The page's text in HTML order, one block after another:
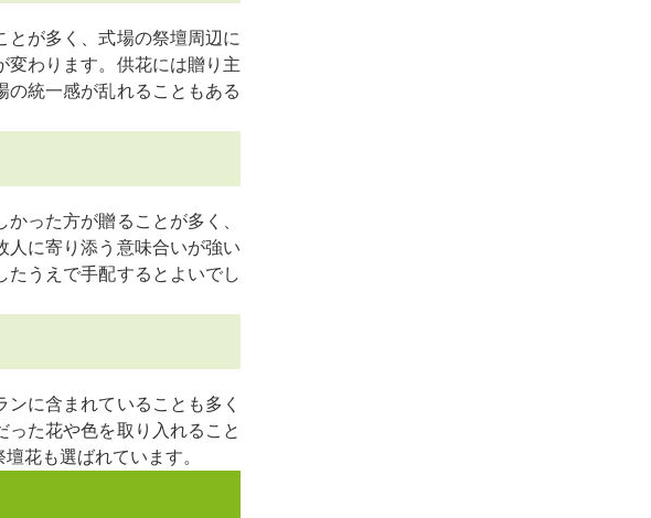
が多く、式場の祭壇周辺に
変わります。供花には贈り主
統一感が乱れることもある
った方が贈ることが多く、
人に寄り添う意味合いが強い
うえで手配するとよいでし
に含まれていることも多く
た花や色を取り入れること
花も選ばれています。